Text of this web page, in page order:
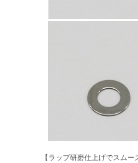
【ラップ研磨仕上げでスムー